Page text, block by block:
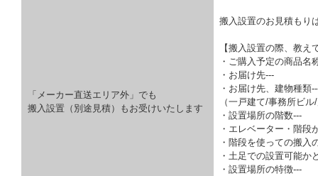
「メーカー直送エリア外」でも
搬入設置（別途見積）もお受けいたします
搬入設置のお見積もり
【搬入設置の際、教え
・ご購入予定の商品名
・お届け先---
・お届け先、建物種類
（一戸建て/事務所ビ
・設置場所の階数---
・エレベーター・階段
・階段を使っての搬入
・土足での設置可能か
・設置場所の特徴---